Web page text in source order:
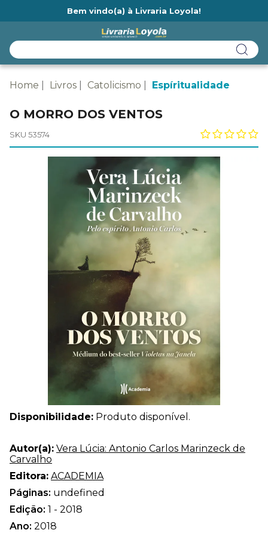
Bem vindo(a) à Livraria Loyola!
Home Livros Catolicismo Espíritualidade
O MORRO DOS VENTOS
SKU 53574
Disponibilidade: Produto disponível.
Autor(a): Vera Lúcia: Antonio Carlos Marinzeck de
Carvalho
Editora: ACADEMIA
Páginas: undefined
Edição: 1 - 2018
Ano: 2018